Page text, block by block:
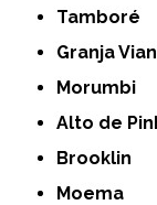
Tamboré
Granja
Morumbi
Alto de
Brooklin
Moema